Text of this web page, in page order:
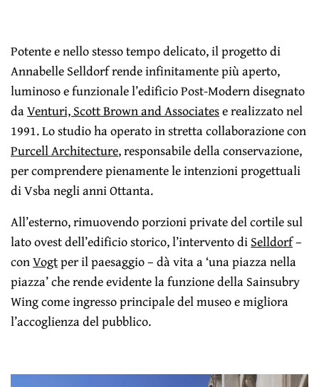
Potente e nello stesso tempo delicato, il progetto di
Annabelle Selldorf rende infinitamente più aperto,
luminoso e funzionale l’edificio Post-Modern disegnato
daVenturi, Scott Brown and Associatese realizzato nel
1991. Lo studio ha operato in stretta collaborazione con
Purcell Architecture, responsabile della conservazione,
per comprendere pienamente le intenzioni progettuali
di Vsba negli anni Ottanta.
All’esterno, rimuovendo porzioni private del cortile sul
lato ovest dell’edificio storico, l’intervento diSelldorf–
conVogtper il paesaggio – dà vita a ‘una piazza nella
piazza’ che rende evidente la funzione della Sainsubry
Wing come ingresso principale del museo e migliora
l’accoglienza del pubblico.